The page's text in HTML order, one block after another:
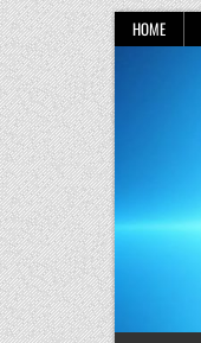
Skip
to
content
HOME